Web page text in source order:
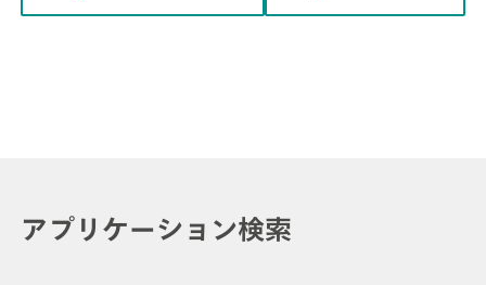
アプリケーション検索